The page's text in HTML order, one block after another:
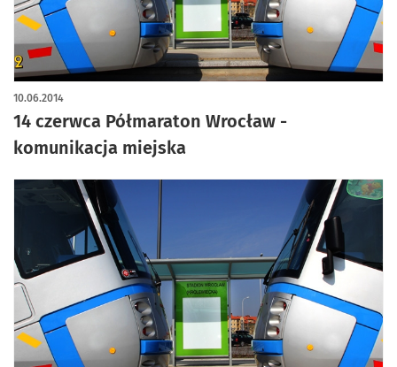
14 czerwca Półmaraton Wrocław -
komunikacja miejska
10.06.2014